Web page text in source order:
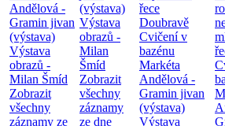
Andělová -
Gramin jivan
(výstava)
Výstava
obrazů -
Milan Šmíd
Zobrazit
všechny
záznamy ze
(výstava)
Výstava
obrazů -
Milan
Šmíd
Zobrazit
všechny
záznamy
ze dne
řece
Doubravě
Cvičení v
bazénu
Markéta
Andělová -
Gramin jivan
(výstava)
Výstava